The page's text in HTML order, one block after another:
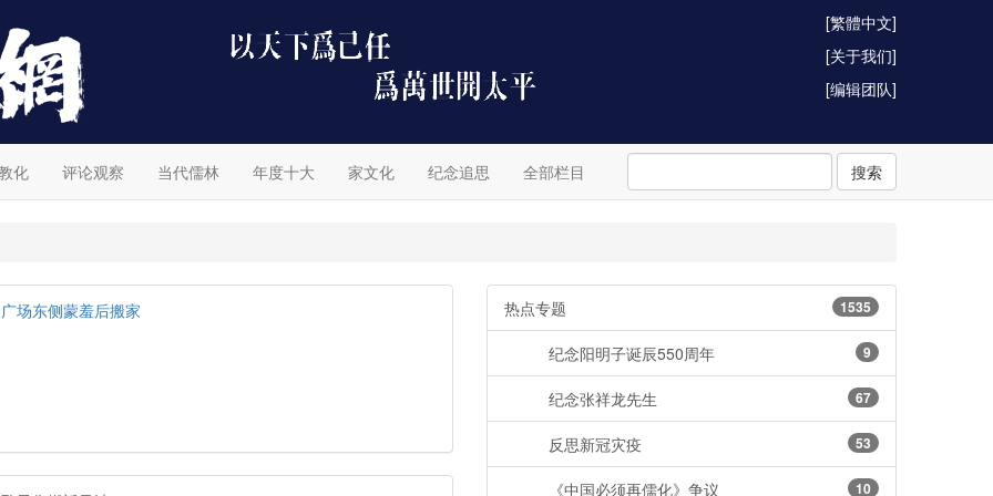
[繁體中文]
[关于我们]
[编辑团队]
化 评论观察 当代儒林 年度十大 家文化 纪念追思 全部栏目 搜索
场东侧蒙羞后搬家 1535
热点专题
9
纪念阳明子诞辰550周年
67
纪念张祥龙先生
53
反思新冠灾疫
10
《中国必须再儒化》争议